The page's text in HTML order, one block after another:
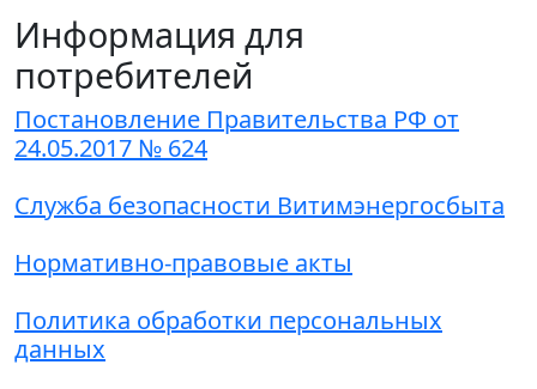
Информация для
потребителей
Постановление Правительства РФ от
24.05.2017 № 624
Служба безопасности Витимэнергосбыта
Нормативно-правовые акты
Политика обработки персональных
данных